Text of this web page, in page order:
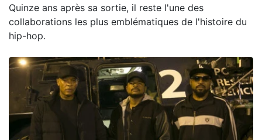
Quinze ans après sa sortie, il reste l'une des
collaborations les plus emblématiques de l'histoire du
hip-hop.